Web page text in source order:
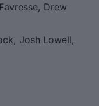
Drew
Josh Lowell,